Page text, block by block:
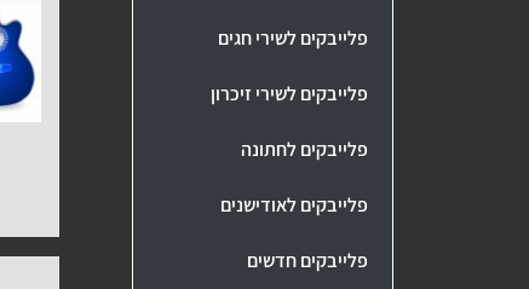
פלייבקים לשירי חגים
פלייבקים לשירי זיכרון
פלייבקים לחתונה
פלייבקים לאודישנים
פלייבקים חדשים